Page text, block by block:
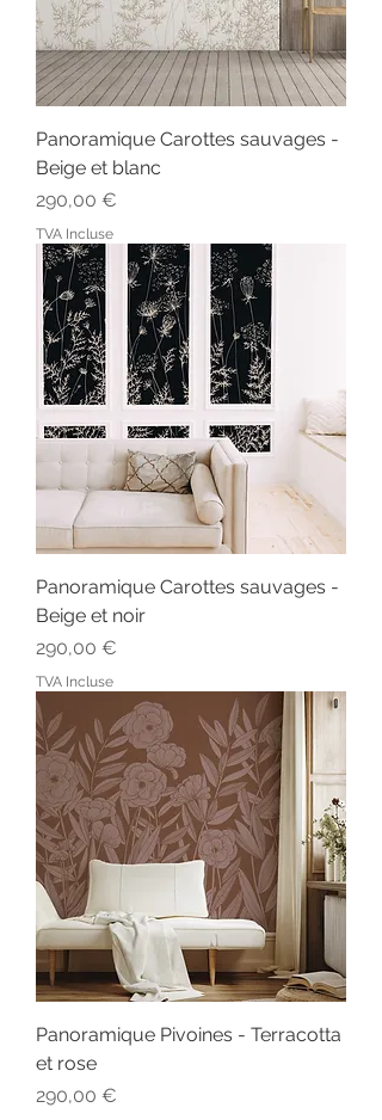
Panoramique Carottes sauvages -
Beige et blanc
Prix
290,00 €
TVA Incluse
Panoramique Carottes sauvages -
Beige et noir
Prix
290,00 €
TVA Incluse
Panoramique Pivoines - Terracotta
et rose
Prix
290,00 €